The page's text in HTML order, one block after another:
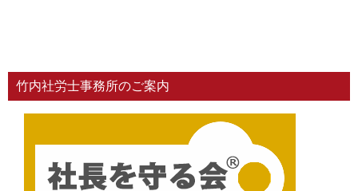
竹内社労士事務所のご案内